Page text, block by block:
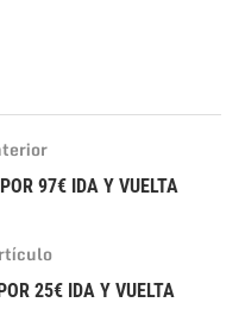
97€ IDA Y VUELTA
25€ IDA Y VUELTA